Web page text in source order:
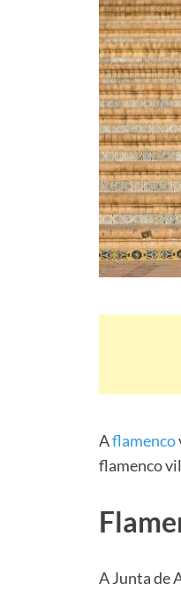
Aflamenco
flamenco
A Junta de